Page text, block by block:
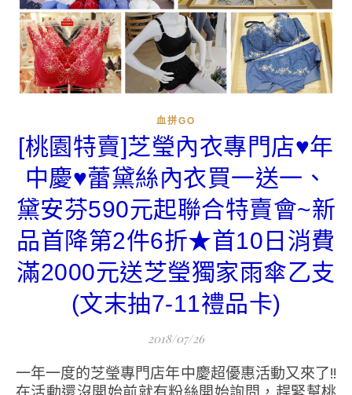
血拼GO
[桃園特賣]芝瑩內衣專門店♥年
中慶♥蕾黛絲內衣買一送一、
黛安芬590元起聯合特賣會~新
品首降第2件6折★首10日消費
滿2000元送芝瑩獨家雨傘乙支
(文末抽7-11禮品卡)
2018/07/26
一年一度的芝瑩專門店年中慶超優惠活動又來了!!